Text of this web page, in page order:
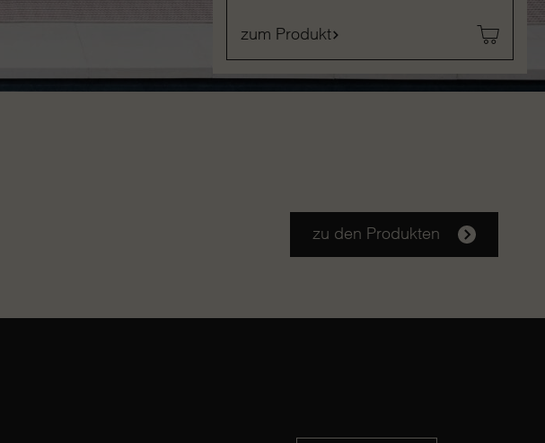
zum Produkt
zu den Produkten